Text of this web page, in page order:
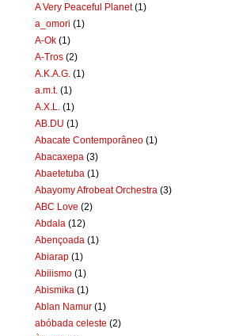
A Very Peaceful Planet (1)
a_omori (1)
A-Ok (1)
A-Tros (2)
A.K.A.G. (1)
a.m.t. (1)
A.X.L.
(1)
AB.DU (1)
Abacate Contemporâneo (1)
Abacaxepa (3)
Abaetetuba (1)
Abayomy Afrobeat Orchestra (3)
ABC Love (2)
Abdala (12)
Abençoada (1)
Abiarap (1)
Abiiismo (1)
Abismika (1)
Ablan Namur (1)
abóbada celeste (2)